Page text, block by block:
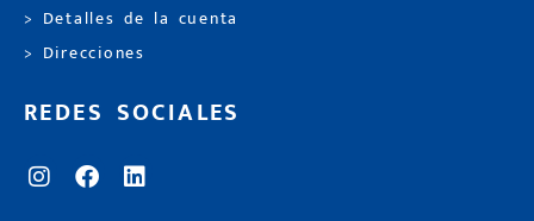
> Detalles de la cuenta
> Direcciones
REDES SOCIALES